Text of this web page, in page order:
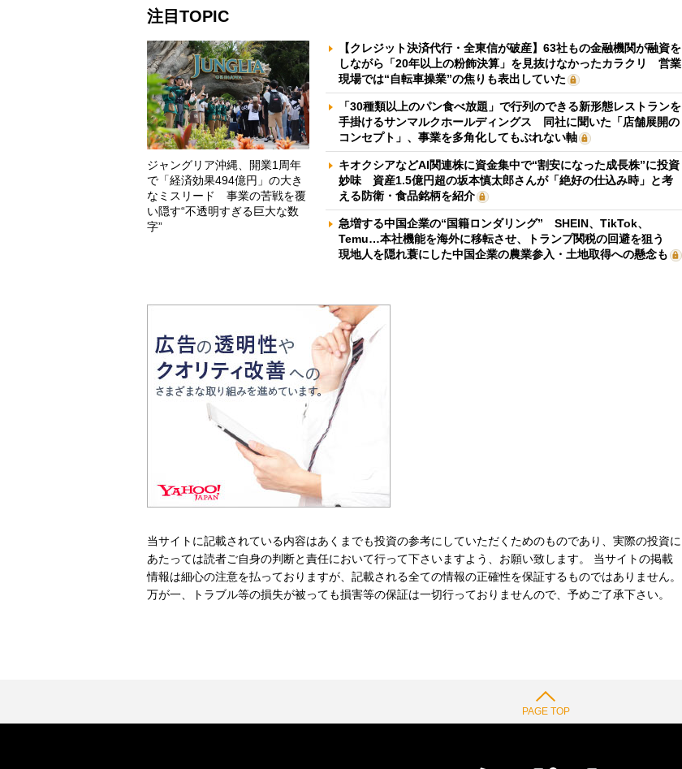
注目TOPIC
ジャングリア沖縄、開業1周年
で「経済効果494億円」の大き
なミスリード 事業の苦戦を覆
い隠す“不透明すぎる巨大な数
字”
【クレジット決済代行・全東信が破産】63社もの金融機関が融資を
しながら「20年以上の粉飾決算」を見抜けなかったカラクリ 営業
現場では“自転車操業”の焦りも表出していた
「30種類以上のパン食べ放題」で行列のできる新形態レストランを
手掛けるサンマルクホールディングス 同社に聞いた「店舗展開の
コンセプト」、事業を多角化してもぶれない軸
キオクシアなどAI関連株に資金集中で“割安になった成長株”に投資
妙味 資産1.5億円超の坂本慎太郎さんが「絶好の仕込み時」と考
える防衛・食品銘柄を紹介
急増する中国企業の“国籍ロンダリング” SHEIN、TikTok、
Temu…本社機能を海外に移転させ、トランプ関税の回避を狙う
現地人を隠れ蓑にした中国企業の農業参入・土地取得への懸念も
当サイトに記載されている内容はあくまでも投資の参考にしていただくためのものであり、実際の投資に
あたっては読者ご自身の判断と責任において行って下さいますよう、お願い致します。 当サイトの掲載
情報は細心の注意を払っておりますが、記載される全ての情報の正確性を保証するものではありません。
万が一、トラブル等の損失が被っても損害等の保証は一切行っておりませんので、予めご了承下さい。
PAGE TOP